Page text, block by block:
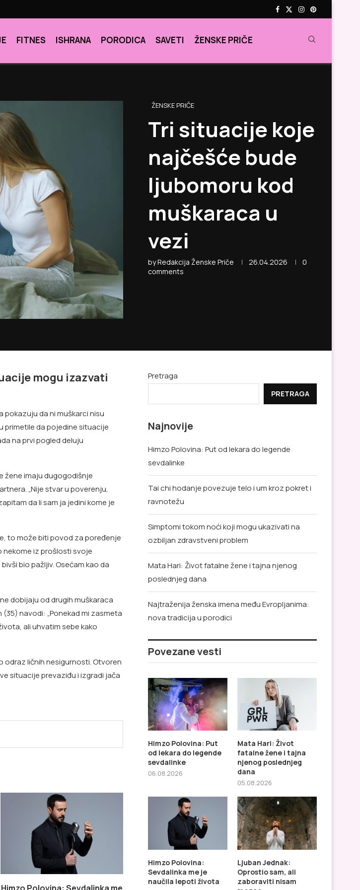
FITNES ISHRANA PORODICA SAVETI ŽENSKE PRIČE
ŽENSKE PRIČE
Tri situacije koje
najčešće bude
ljubomoru kod
muškaraca u
vezi
byRedakcija Ženske Priče 26.04.2026
0
comments
mogu izazvati
da ni muškarci nisu
primetile da pojedine situacije
na prvi pogled deluju
žene imaju dugogodišnje
„Nije stvar u poverenju,
da li sam ja jedini kome je
to može biti povod za poređenje
nekome iz prošlosti svoje
bio pažljiv. Osećam kao da
dobijaju od drugih muškaraca
navodi: „Ponekad mi zasmeta
ali uhvatim sebe kako
odraz ličnih nesigurnosti. Otvoren
situacije prevaziđu i izgradi jača
Pretraga
PRETRAGA
Najnovije
Himzo Polovina: Put od lekara do legende
sevdalinke
Tai chi hodanje povezuje telo i um kroz pokret i
ravnotežu
Simptomi tokom noći koji mogu ukazivati na
ozbiljan zdravstveni problem
Mata Hari: Život fatalne žene i tajna njenog
poslednjeg dana
Najtraženija ženska imena među Evropljanima:
nova tradicija u porodici
Povezane vesti
Himzo Polovina: Put
od lekara do legende
sevdalinke
06.08.2026
Mata Hari: Život
fatalne žene i tajna
njenog poslednjeg
dana
05.08.2026
Himzo Polovina:
Sevdalinka me je
naučila lepoti života
Ljuban Jednak:
Oprostio sam, ali
zaboraviti nisam